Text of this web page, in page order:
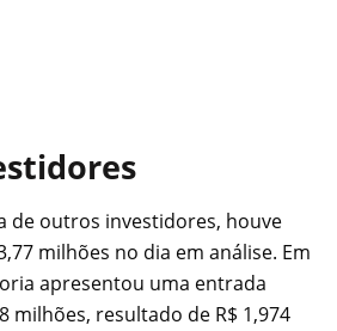
de outros investidores, houve
milhões no dia em análise. Em
apresentou uma entrada
milhões, resultado de R$ 1,974